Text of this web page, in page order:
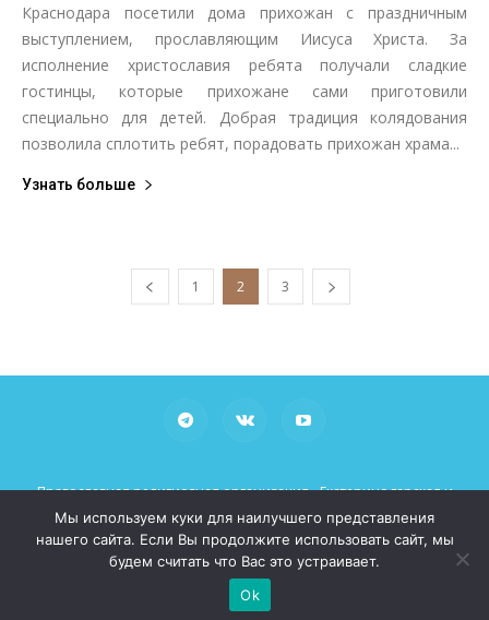
Краснодара посетили дома прихожан с праздничным
выступлением, прославляющим Иисуса Христа. За
исполнение христославия ребята получали сладкие
гостинцы, которые прихожане сами приготовили
специально для детей. Добрая традиция колядования
позволила сплотить ребят, порадовать прихожан храма...
Узнать больше
1 2 3
Православная религиозная организация «Екатеринодарская и
Кубанская Епархия Русской Православной Церкви (Московский
Патриархат)»
При использовании материалов просьба указывать рабочие
ссылки на сайт mitropoliakuban.ru
© 2026 Все права защищены
Мы используем куки для наилучшего представления
нашего сайта. Если Вы продолжите использовать сайт, мы
будем считать что Вас это устраивает.
Ok